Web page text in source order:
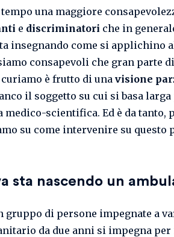
una maggiore
e discriminatori che in
insegnando come si applichino
consapevoli che gran parte
è frutto di unavisione
il soggetto su cui si basa
medico-scientifica. Ed è da tanto,
su come intervenire su questo
sta nascendo un
gruppo di persone impegnate a
da due anni si impegna